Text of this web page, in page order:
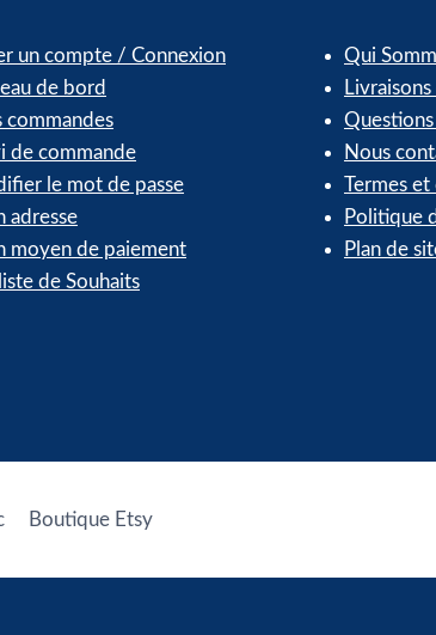
un compte / Connexion
de bord
commandes
de commande
le mot de passe
adresse
moyen de paiement
de Souhaits
Qui
Nous
Termes
Politique
Plan de
Boutique Etsy